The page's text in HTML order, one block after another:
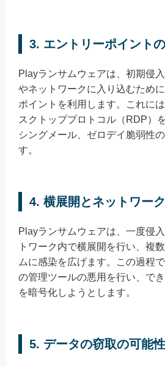
3. エントリーポイント
Playランサムウェアは、初期侵
やネットワークに入り込むため
ポイントを利用します。これに
スクトッププロトコル（RDP）
シングメール、ゼロデイ脆弱性
す。
4. 横展開とネットワー
Playランサムウェアは、一度侵
トワーク内で横展開を行い、複
ムに感染を広げます。この過程
の管理ツールの悪用を行い、で
を暗号化しようとします。
5. データの窃取の可能性